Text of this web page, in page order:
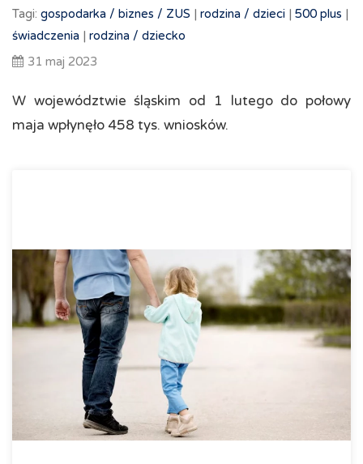
Tagi: gospodarka / biznes / ZUS | rodzina / dzieci | 500 plus |
świadczenia | rodzina / dziecko
31 maj 2023
W województwie śląskim od 1 lutego do połowy
maja wpłynęło 458 tys. wniosków.